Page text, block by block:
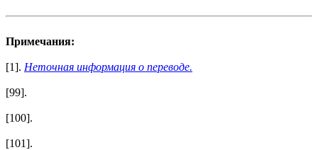
Примечания:
[1]. Неточная информация о переводе.
[99].
[100].
[101].